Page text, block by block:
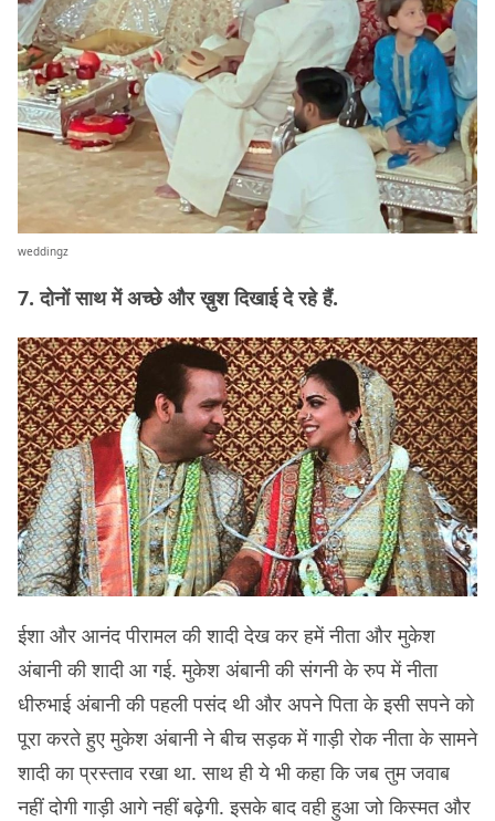
weddingz
7. दोनों साथ में अच्छे और ख़ुश दिखाई दे रहे हैं.
ईशा और आनंद पीरामल की शादी देख कर हमें नीता और मुकेश
अंबानी की शादी आ गई. मुकेश अंबानी की संगनी के रुप में नीता
धीरुभाई अंबानी की पहली पसंद थी और अपने पिता के इसी सपने को
पूरा करते हुए मुकेश अंबानी ने बीच सड़क में गाड़ी रोक नीता के सामने
शादी का प्रस्ताव रखा था. साथ ही ये भी कहा कि जब तुम जवाब
नहीं दोगी गाड़ी आगे नहीं बढ़ेगी. इसके बाद वही हुआ जो किस्मत और